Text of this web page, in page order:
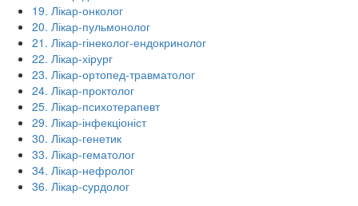
19. Лікар-онколог
20. Лікар-пульмонолог
21. Лікар-гінеколог-ендокринолог
22. Лікар-хірург
23. Лікар-ортопед-травматолог
24. Лікар-проктолог
25. Лікар-психотерапевт
29. Лікар-інфекціоніст
30. Лікар-генетик
33. Лікар-гематолог
34. Лікар-нефролог
36. Лікар-сурдолог